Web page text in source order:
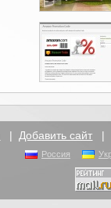
| Добавить сайт |
Россия